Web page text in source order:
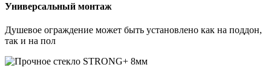
Универсальный монтаж
Душевое ограждение может быть установлено как на поддон,
так и на пол